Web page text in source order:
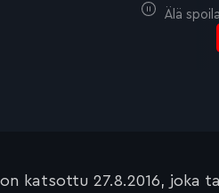
Älä
katsottu 27.8.2016, joka